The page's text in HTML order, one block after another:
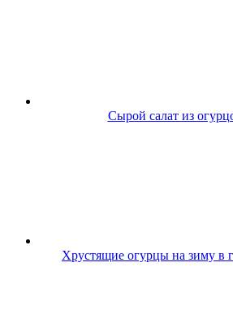
Сырой салат из
Хрустящие огурцы на зиму в